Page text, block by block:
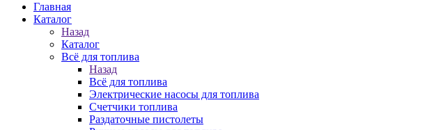
Главная
Каталог
Назад
Каталог
Всё для топлива
Назад
Всё для топлива
Электрические насосы для топлива
Счетчики топлива
Раздаточные пистолеты